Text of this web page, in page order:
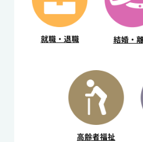
就職・退職 結婚・
高齢者福祉